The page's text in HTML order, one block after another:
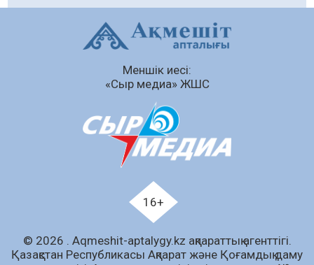
Сыбайлас жемқорлық
Аумақтан тыс соттылық – сот төрелігінің
ашықтығы мен қолжетімділігін арттыру
«Дауыс беру учаскесін қалай табуға болады?»￼
07.08.2026 70 0
Меншік иесі:
«Сыр медиа» ЖШС
16+
© 2026 . Аqmeshit-aptalygy.kz ақпараттық агенттігі.
Қазақстан Республикасы Ақпарат және Қоғамдық даму